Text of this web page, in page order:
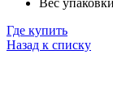
Где купить
Назад к списку